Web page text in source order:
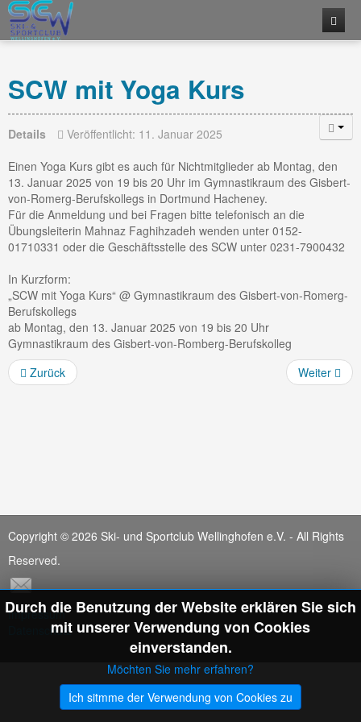
SCW mit Yoga Kurs
Details
Veröffentlicht: 11. Januar 2025
Einen Yoga Kurs gibt es auch für Nichtmitglieder ab Montag, den
13. Januar 2025 von 19 bis 20 Uhr im Gymnastikraum des Gisbert-
von-Romerg-Berufskollegs in Dortmund Hacheney.
Für die Anmeldung und bei Fragen bitte telefonisch an die
Übungsleiterin Mahnaz Faghihzadeh wenden unter 0152-
01710331 oder die Geschäftsstelle des SCW unter 0231-7900432
In Kurzform:
„SCW mit Yoga Kurs“ @ Gymnastikraum des Gisbert-von-Romerg-
Berufskollegs
ab Montag, den 13. Januar 2025 von 19 bis 20 Uhr
Gymnastikraum des Gisbert-von-Romberg-Berufskolleg
Zurück
Weiter
Durch die Benutzung der Website erklären Sie sich
mit unserer Verwendung von Cookies
einverstanden.
Möchten Sie mehr erfahren?
Ich sitmme der Verwendung von Cookies zu
Copyright © 2026 Ski- und Sportclub Wellinghofen e.V. - All Rights
Reserved.
Impressum
Datenschutz
News
Fit-Mix und Volleyball
Yoga
Fit-Mix
Badminton
Große Spiele
Sanftes Rückentraining
Eltern-Kind-Turnen
Kurs-Angebote
Aqua-Fitness
Fit-Mix
Specials
Wasserski
Langlauf auf dem Golfplatz
Beachvolleyball
Sportreisen
Veranstaltungen
SCW Termine
Aus- und Fortbildungen
Der Verein
Über uns
Mitarbeiter
Mitglied werden
Service
Downloads
Links
Kontakt
Kontaktdaten Geschäftsstelle
Kontaktdaten Vereinsheim